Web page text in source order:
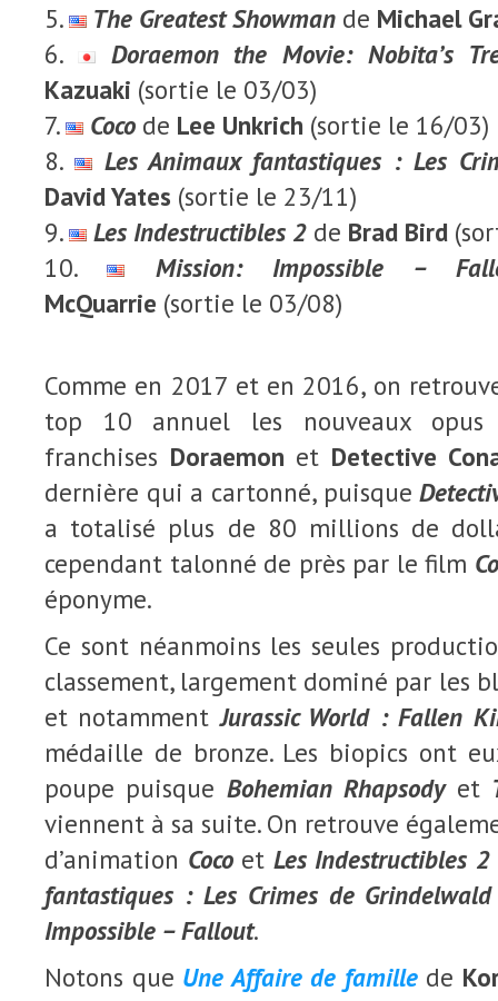
The Greatest Showman de Michael
Doraemon the Movie: Nobita’s
Kazuaki (sortie le 03/03)
Coco de Lee Unkrich (sortie le 16/03)
Les Animaux fantastiques : Les
David Yates (sortie le 23/11)
Les Indestructibles 2 de Brad Bird
Mission: Impossible –
McQuarrie (sortie le 03/08)
Comme en 2017 et en 2016, on
top 10 annuel les nouveaux opus
franchises Doraemon et Detective
dernière qui a cartonné, puisque
a totalisé plus de 80 millions de
cependant talonné de près par le film
éponyme.
Ce sont néanmoins les seules
classement, largement dominé par les
et notammentJurassic World : Fallen
médaille de bronze. Les biopics ont
poupe puisque Bohemian Rhapsodyet
viennent à sa suite. On retrouve
d’animation Cocoet Les Indestructibles 2
fantastiques : Les Crimes de Grindelwald
Impossible – Fallout.
Notons que Une Affaire de famillede